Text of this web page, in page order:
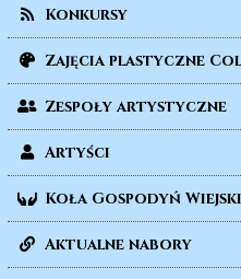
Konkursy
Zajęcia plastyczne
Zespoły artystyczne
Artyści
Koła Gospodyń
Aktualne nabory